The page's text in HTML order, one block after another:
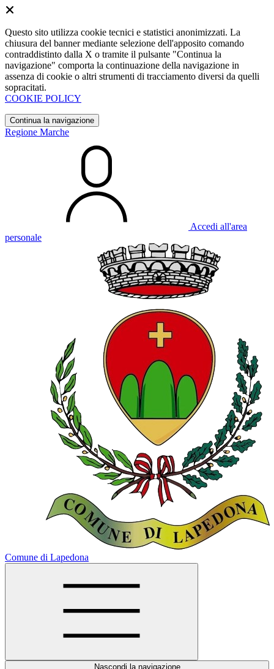
Questo sito utilizza cookie tecnici e statistici anonimizzati. La
chiusura del banner mediante selezione dell'apposito comando
contraddistinto dalla X o tramite il pulsante "Continua la
navigazione" comporta la continuazione della navigazione in
assenza di cookie o altri strumenti di tracciamento diversi da quelli
sopracitati.
COOKIE POLICY
Continua la navigazione
Regione Marche
Accedi all'area
personale
Comune di Lapedona
Nascondi la navigazione